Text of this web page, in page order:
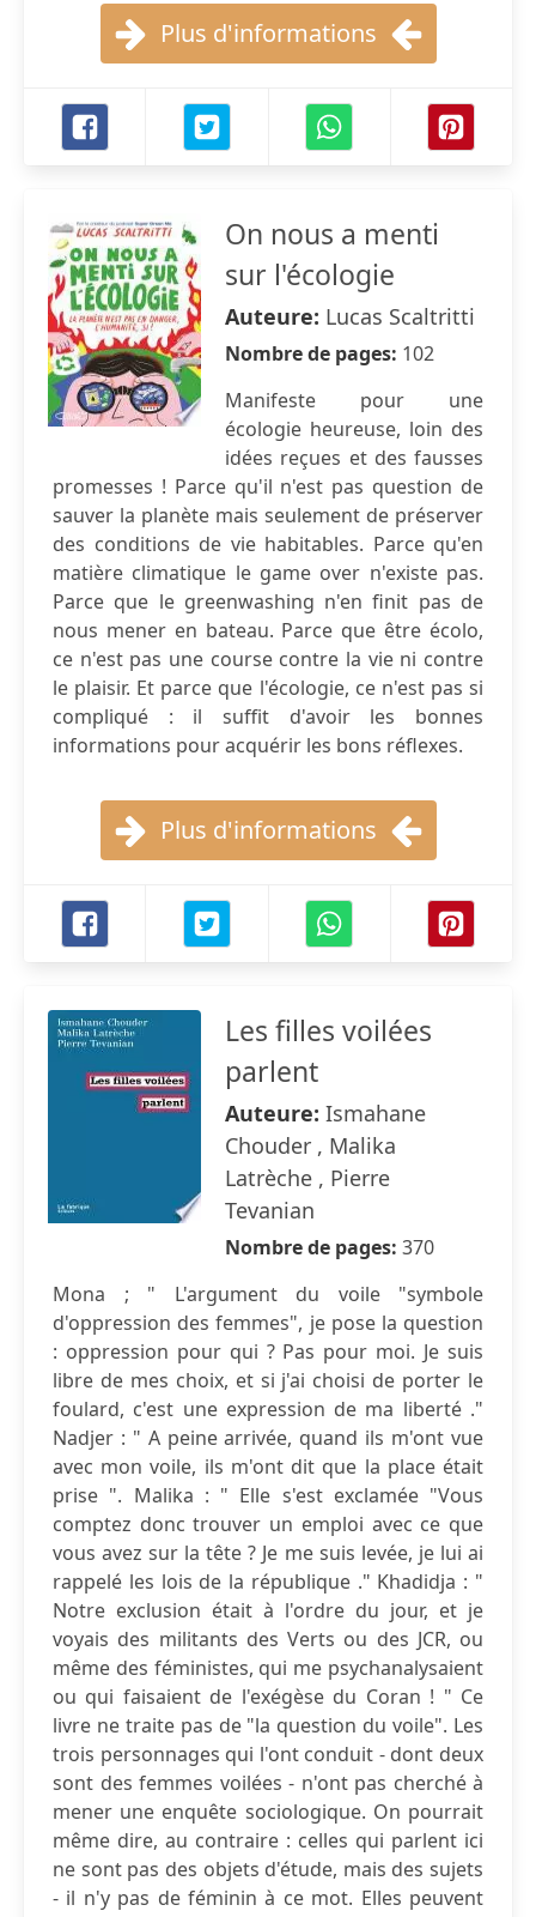
Plus d'informations
On nous a menti
sur l'écologie
Auteure: Lucas Scaltritti
Nombre de pages: 102
Manifeste pour une
écologie heureuse, loin des
idées reçues et des fausses
promesses ! Parce qu'il n'est pas question de
sauver la planète mais seulement de préserver
des conditions de vie habitables. Parce qu'en
matière climatique le game over n'existe pas.
Parce que le greenwashing n'en finit pas de
nous mener en bateau. Parce que être écolo,
ce n'est pas une course contre la vie ni contre
le plaisir. Et parce que l'écologie, ce n'est pas si
compliqué : il suffit d'avoir les bonnes
informations pour acquérir les bons réflexes.
Plus d'informations
Les filles voilées
parlent
Auteure: Ismahane
Chouder , Malika
Latrèche , Pierre
Tevanian
Nombre de pages: 370
Mona ; " L'argument du voile "symbole
d'oppression des femmes", je pose la question
: oppression pour qui ? Pas pour moi. Je suis
libre de mes choix, et si j'ai choisi de porter le
foulard, c'est une expression de ma liberté ."
Nadjer : " A peine arrivée, quand ils m'ont vue
avec mon voile, ils m'ont dit que la place était
prise ". Malika : " Elle s'est exclamée "Vous
comptez donc trouver un emploi avec ce que
vous avez sur la tête ? Je me suis levée, je lui ai
rappelé les lois de la république ." Khadidja : "
Notre exclusion était à l'ordre du jour, et je
voyais des militants des Verts ou des JCR, ou
même des féministes, qui me psychanalysaient
ou qui faisaient de l'exégèse du Coran ! " Ce
livre ne traite pas de "la question du voile". Les
trois personnages qui l'ont conduit - dont deux
sont des femmes voilées - n'ont pas cherché à
mener une enquête sociologique. On pourrait
même dire, au contraire : celles qui parlent ici
ne sont pas des objets d'étude, mais des sujets
- il n'y pas de féminin à ce mot. Elles peuvent